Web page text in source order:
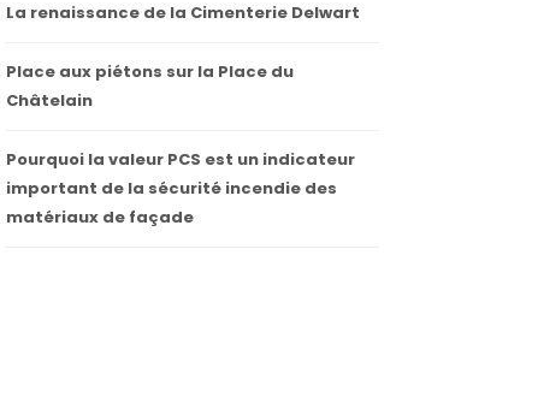
La renaissance de la Cimenterie Delwart
Place aux piétons sur la Place du
Châtelain
Pourquoi la valeur PCS est un indicateur
important de la sécurité incendie des
matériaux de façade